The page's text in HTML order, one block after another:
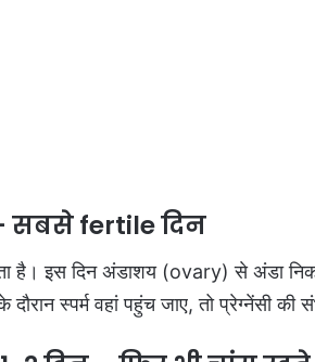
सबसे fertile दिन
है। इस दिन अंडाशय (ovary) से अंडा
स्पर्म वहां पहुंच जाए, तो प्रेग्नेंसी की